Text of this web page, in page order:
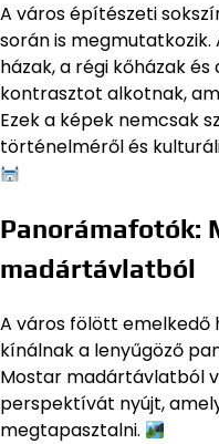
A város építészeti
során is megmutatkozik.
házak, a régi kőházak
kontrasztot alkotnak,
Ezek a képek nemcsak
történelméről és
Panorámafotók:
madártávlatból
A város fölött emelkedő
kínálnak a lenyűgöző
Mostar madártávlatból
perspektívát nyújt,
megtapasztalni.